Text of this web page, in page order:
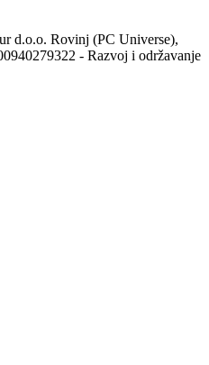
d.o.o. Rovinj (PC Universe),
- Razvoj i održavanje